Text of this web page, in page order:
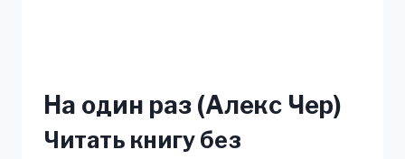
На один раз (Алекс Чер)
Читать книгу без